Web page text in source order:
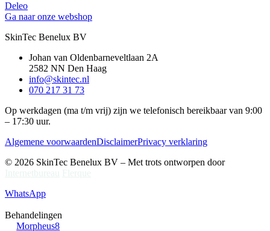
Deleo
Ga naar onze webshop
SkinTec Benelux BV
Johan van Oldenbarneveltlaan 2A
2582 NN Den Haag
info@skintec.nl
070 217 31 73
Op werkdagen (ma t/m vrij) zijn we telefonisch bereikbaar van 9:00
– 17:30 uur.
Algemene voorwaardenDisclaimerPrivacy verklaring
© 2026 SkinTec Benelux BV – Met trots ontworpen door
WhatsApp
Behandelingen
Morpheus8